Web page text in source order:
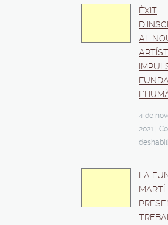
ÈXIT
AL
4 de
2021 |
LA
MARTÍ